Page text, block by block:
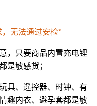
无法通过安检*
，只要商品内置充电锂
是敏感货；
具、遥控器、时钟、有
趣内衣、避孕套都是敏